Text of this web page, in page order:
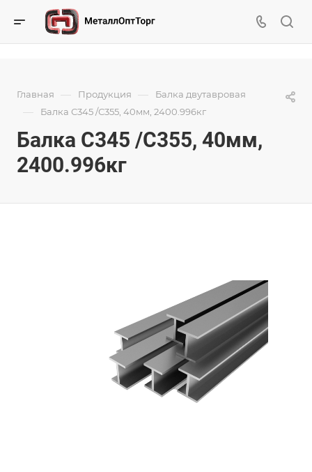
Главная — Продукция — Балка двутавровая
— Балка С345 /С355, 40мм, 2400.996кг
Балка С345 /С355, 40мм,
2400.996кг